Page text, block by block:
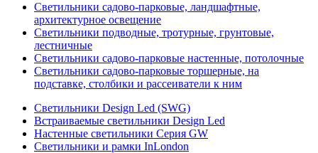
Светильники садово-парковые, ландшафтные,
архитектурное освещение
Светильники подводные, тротурные, грунтовые,
лестничные
Светильники садово-парковые настенные, потолочные
Светильники садово-парковые торшерные, на
подставке, столбики и рассеиватели к ним
Светильники Design Led (SWG)
Встраиваемые светильники Design Led
Настенные светильники Серия GW
Светильники и рамки InLondon